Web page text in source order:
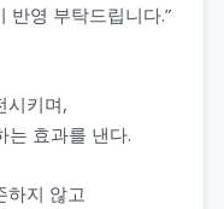
반영 부탁드립니다.”
시키며,
는 효과를 낸다.
하지 않고